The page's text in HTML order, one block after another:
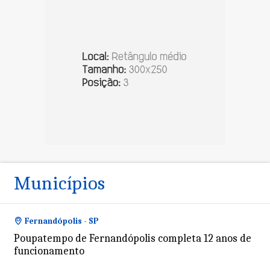
Municípios
Fernandópolis - SP
Poupatempo de Fernandópolis completa 12 anos de
funcionamento